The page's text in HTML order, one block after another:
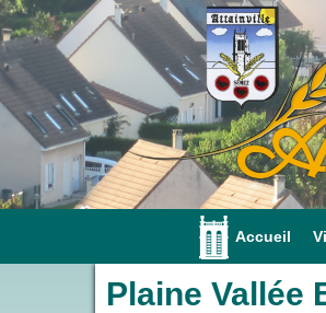
Accueil
Plaine Vallée